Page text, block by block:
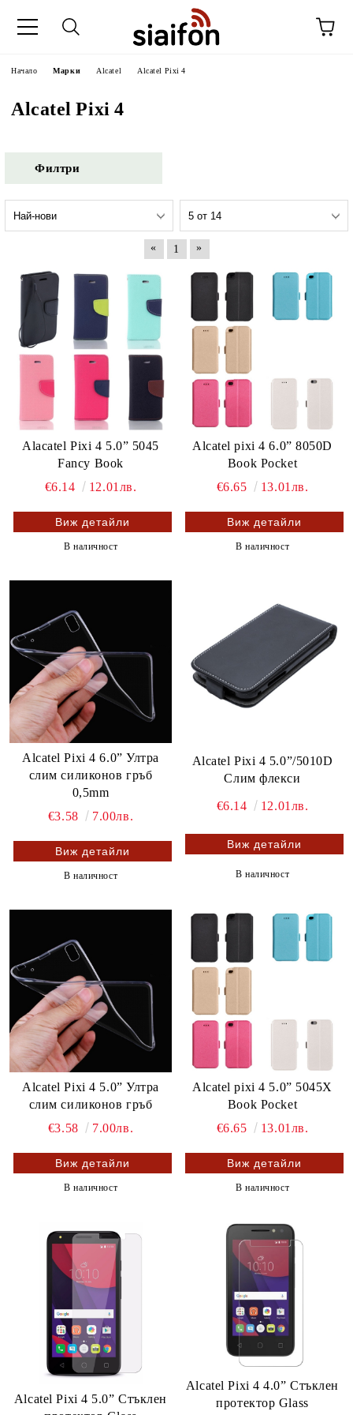
Начало Марки Alcatel Alcatel Pixi 4
Alcatel Pixi 4
Филтри
« 1 »
Alacatel Pixi 4 5.0” 5045
Fancy Book
€6.14
12.01лв.
Виж детайли
В наличност
Alcatel pixi 4 6.0” 8050D
Book Pocket
€6.65
13.01лв.
Виж детайли
В наличност
Alcatel Pixi 4 6.0” Ултра
слим силиконов гръб
0,5mm
€3.58
7.00лв.
Виж детайли
В наличност
Alcatel Pixi 4 5.0”/5010D
Слим флекси
€6.14 12.01лв.
Виж детайли
В наличност
Alcatel Pixi 4 5.0” Ултра
слим силиконов гръб
€3.58
7.00лв.
Виж детайли
В наличност
Alcatel pixi 4 5.0” 5045X
Book Pocket
€6.65
13.01лв.
Виж детайли
В наличност
Alcatel Pixi 4 5.0” Стъклен
Alcatel Pixi 4 4.0” Стъклен
протектор Glass